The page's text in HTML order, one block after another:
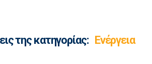
της κατηγορίας: Ενέργεια